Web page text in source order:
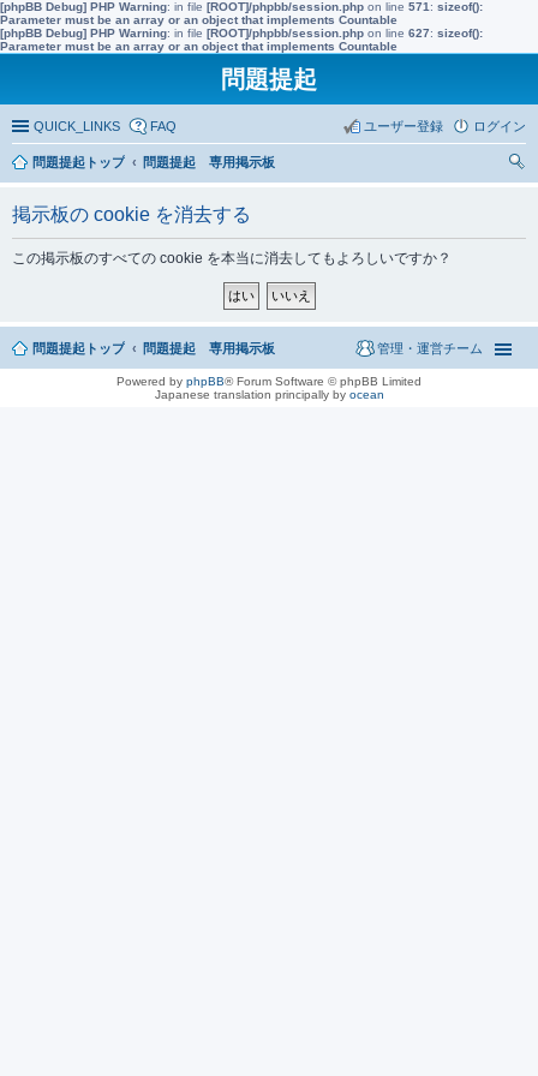
[phpBB Debug] PHP Warning: in file [ROOT]/phpbb/session.php on line 571 : sizeof():
Parameter must be an array or an object that implements Countable
[phpBB Debug] PHP Warning: in file [ROOT]/phpbb/session.php on line 627: sizeof():
Parameter must be an array or an object that implements Countable
問題提起
QUICK_LINKS FAQ ログイン
ユーザー登録
問題提起トップ
問題提起 専用掲示板
掲示板の cookie を消去する
この掲示板のすべての cookie を本当に消去してもよろしいですか？
問題提起トップ 問題提起 専用掲示板 管理・運営チーム
Powered by phpBB® Forum Software © phpBB Limited
Japanese translation principally by ocean